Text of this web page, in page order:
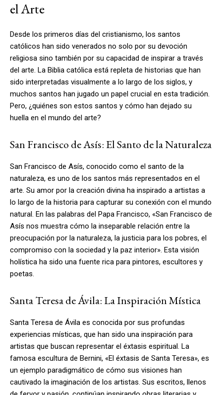
el Arte
Desde los primeros días del cristianismo, los santos
católicos han sido venerados no solo por su devoción
religiosa sino también por su capacidad de inspirar a través
del arte. La Biblia católica está repleta de historias que han
sido interpretadas visualmente a lo largo de los siglos, y
muchos santos han jugado un papel crucial en esta tradición.
Pero, ¿quiénes son estos santos y cómo han dejado su
huella en el mundo del arte?
San Francisco de Asís: El Santo de la Naturaleza
San Francisco de Asís, conocido como el santo de la
naturaleza, es uno de los santos más representados en el
arte. Su amor por la creación divina ha inspirado a artistas a
lo largo de la historia para capturar su conexión con el mundo
natural. En las palabras del Papa Francisco, «San Francisco de
Asís nos muestra cómo la inseparable relación entre la
preocupación por la naturaleza, la justicia para los pobres, el
compromiso con la sociedad y la paz interior». Esta visión
holística ha sido una fuente rica para pintores, escultores y
poetas.
Santa Teresa de Ávila: La Inspiración Mística
Santa Teresa de Ávila es conocida por sus profundas
experiencias místicas, que han sido una inspiración para
artistas que buscan representar el éxtasis espiritual. La
famosa escultura de Bernini, «El éxtasis de Santa Teresa», es
un ejemplo paradigmático de cómo sus visiones han
cautivado la imaginación de los artistas. Sus escritos, llenos